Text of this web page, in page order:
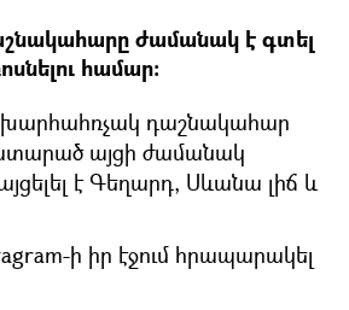
ժամանակ է գտել
համար։
դաշնակահար
այցի ժամանակ
է Գեղարդ, Սևանա լիճ և
ի իր էջում հրապարակել